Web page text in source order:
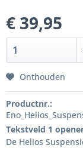
€ 39,95
Onthouden
Productnr.:
Tekstveld 1
De Helios